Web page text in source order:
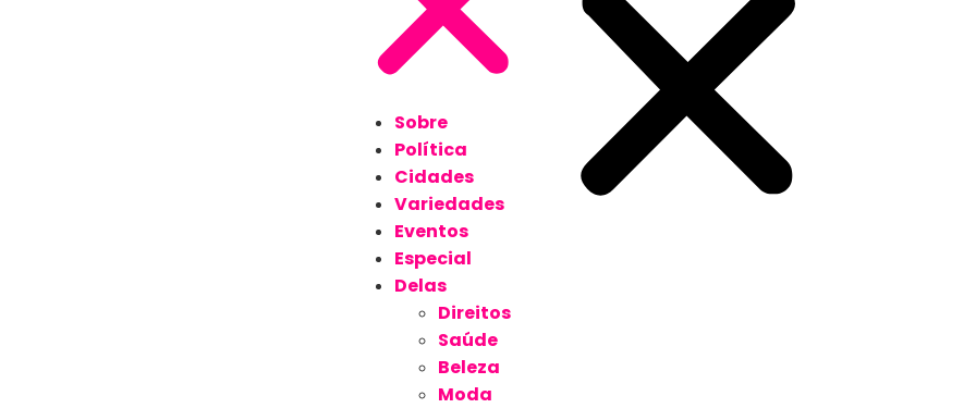
Sobre
Política
Cidades
Variedades
Eventos
Especial
Delas
Direitos
Saúde
Beleza
Moda